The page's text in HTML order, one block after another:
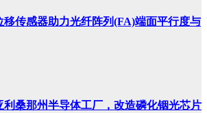
移传感器助力光纤阵列(FA)端面平行度与
利桑那州半导体工厂，改造磷化铟光芯片